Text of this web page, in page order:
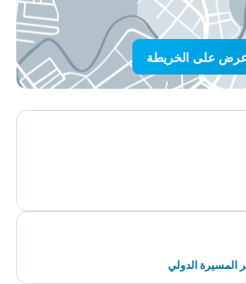
على الخريطة
المسيرة الدولي